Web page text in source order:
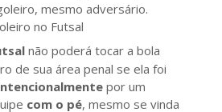
mesmo adversário.
no Futsal
não poderá tocar a bola
de sua área penal se ela foi
por um
com o pé, mesmo se vinda